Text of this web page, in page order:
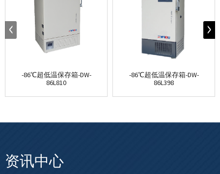
-86℃超低温保存箱-DW-
86L810
-86℃超低温保存箱-DW-
86L398
资讯中心